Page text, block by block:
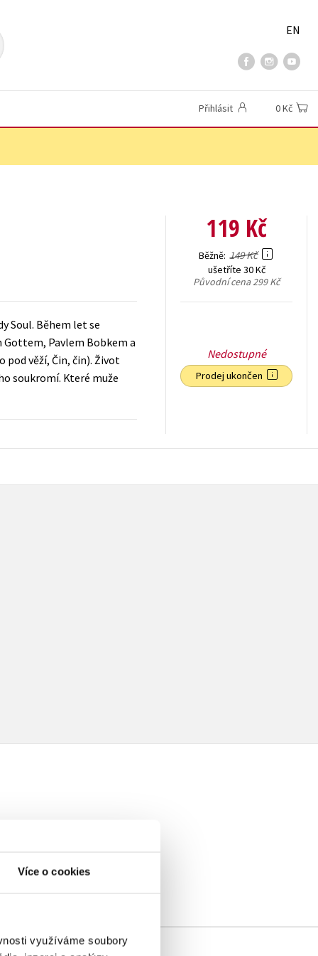
Více o cookies
využíváme soubory
EN
Přihlásit 0 Kč
Soul. Během let se
Gottem, Pavlem Bobkem a
věží, Čin, čin). Život
soukromí. Které muže
119 Kč
Běžně 149 Kč
ušetříte 30 Kč
Původní cena299 Kč
Nedostupné
Prodej ukončen